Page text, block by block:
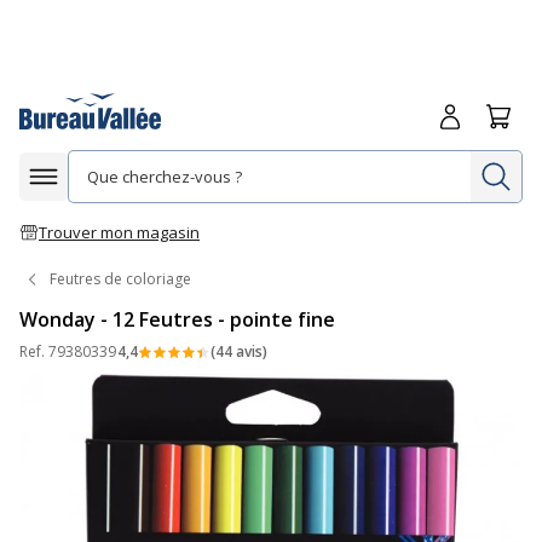
Afficher la navigation
Trouver mon magasin
Me
Feutres de coloriage
Wonday - 12 Feutres - pointe fine
Ref. 793803394,4 (44 avis)